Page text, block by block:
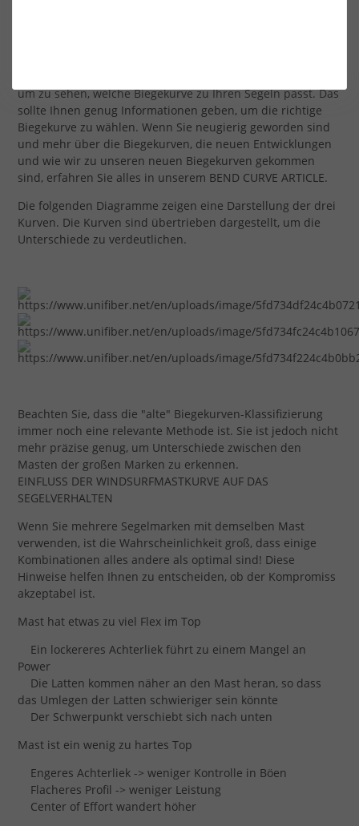
um zu sehen, welche Biegekurve zu Ihren Segeln passt. Das
sollte Ihnen genug Informationen geben, um die richtige
Biegekurve zu wählen. Wenn Sie neugierig geworden sind
und mehr über die Biegekurven, die neuen Entwicklungen
und wie wir zu unseren neuen Biegekurven gekommen
sind, erfahren Sie alles in unserem BEND CURVE ARTICLE.
Die folgenden Diagramme zeigen eine Darstellung der drei
Kurven. Die Kurven sind übertrieben dargestellt, um die
Unterschiede zu verdeutlichen.
Beachten Sie, dass die "alte" Biegekurven-Klassifizierung
immer noch eine relevante Methode ist. Sie ist jedoch nicht
mehr präzise genug, um Unterschiede zwischen den
Masten der großen Marken zu erkennen.
EINFLUSS DER WINDSURFMASTKURVE AUF DAS
SEGELVERHALTEN
Wenn Sie mehrere Segelmarken mit demselben Mast
verwenden, ist die Wahrscheinlichkeit groß, dass einige
Kombinationen alles andere als optimal sind! Diese
Hinweise helfen Ihnen zu entscheiden, ob der Kompromiss
akzeptabel ist.
Mast hat etwas zu viel Flex im Top
Ein lockereres Achterliek führt zu einem Mangel an
Power
Die Latten kommen näher an den Mast heran, so dass
das Umlegen der Latten schwieriger sein könnte
Der Schwerpunkt verschiebt sich nach unten
Mast ist ein wenig zu hartes Top
Engeres Achterliek -> weniger Kontrolle in Böen
Flacheres Profil -> weniger Leistung
Center of Effort wandert höher